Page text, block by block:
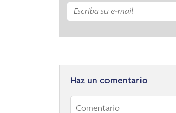
Haz un comentario